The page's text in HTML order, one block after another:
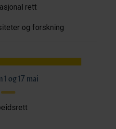
rett
og forskning
1 og 17 mai